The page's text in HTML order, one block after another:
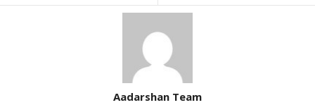
Aadarshan Team